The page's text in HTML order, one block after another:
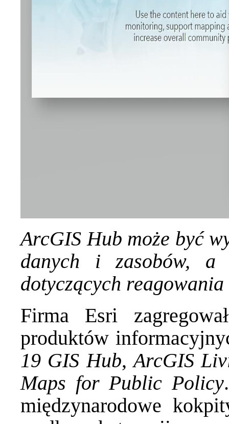
ArcGIS Hub może być
danych i zasobów, a
dotyczących
Firma Esri
produktów
19 GIS Hub,ArcGIS
Maps for Public Policy
międzynarodowe